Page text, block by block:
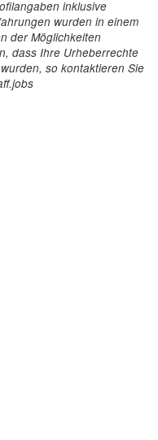
inklusive
wurden in einem
der Möglichkeiten
dass Ihre Urheberrechte
so kontaktieren Sie